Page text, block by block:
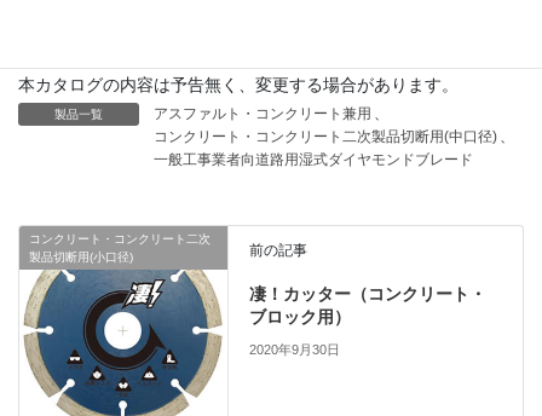
本カタログの内容は予告無く、変更する場合があります。
製品一覧 アスファルト・コンクリート兼用 、
コンクリート・コンクリート二次製品切断用(中口径) 、
一般工事業者向道路用湿式ダイヤモンドブレード
コンクリート・コンクリート二次
製品切断用(小口径)
前の記事
凄！カッター（コンクリート・
ブロック用）
2020年9月30日